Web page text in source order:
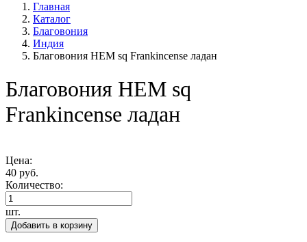
Главная
Каталог
Благовония
Индия
Благовония HEM sq Frankincense ладан
Благовония HEM sq
Frankincense ладан
Цена:
40 руб.
Количество:
шт.
Добавить в корзину